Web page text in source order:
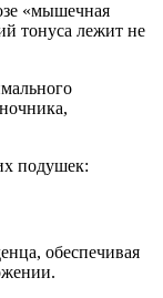
«мышечная
тонуса лежит не
подушек:
обеспечивая